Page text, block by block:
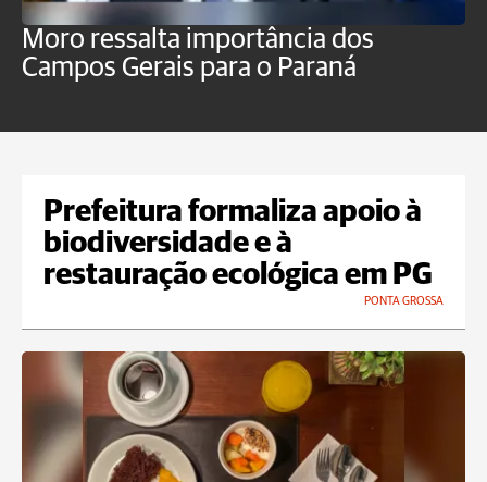
Moro ressalta importância dos
Campos Gerais para o Paraná
Prefeitura formaliza apoio à
biodiversidade e à
restauração ecológica em PG
PONTA GROSSA